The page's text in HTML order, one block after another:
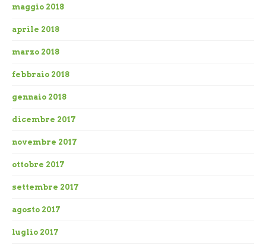
maggio 2018
aprile 2018
marzo 2018
febbraio 2018
gennaio 2018
dicembre 2017
novembre 2017
ottobre 2017
settembre 2017
agosto 2017
luglio 2017